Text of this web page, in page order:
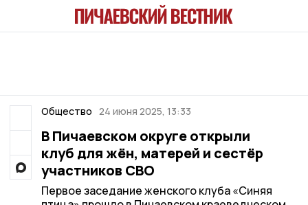
Общество 24 июня 2025, 13:33
В Пичаевском округе открыли
клуб для жён, матерей и сестёр
участников СВО
Первое заседание женского клуба «Синяя